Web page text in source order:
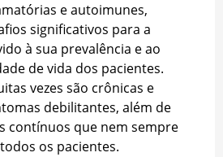
e autoimunes,
significativos para a
à sua prevalência e ao
de vida dos pacientes.
vezes são crônicas e
debilitantes, além de
contínuos que nem sempre
os pacientes.